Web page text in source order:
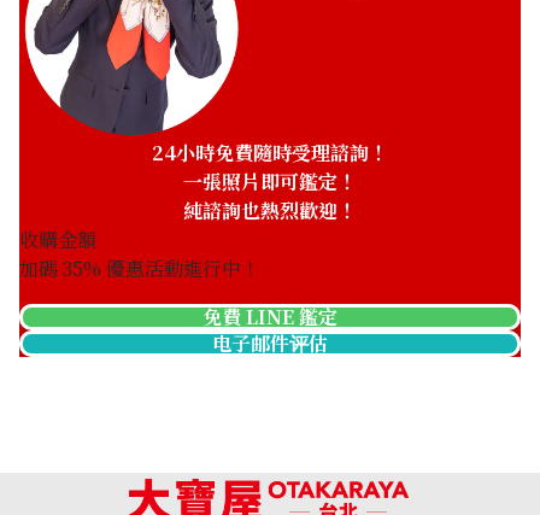
24小時免費隨時受理諮詢！
一張照片即可鑑定！
純諮詢也熱烈歡迎！
收購金額
加碼35% 優惠活動進行中！
免費 LINE 鑑定
电子邮件评估